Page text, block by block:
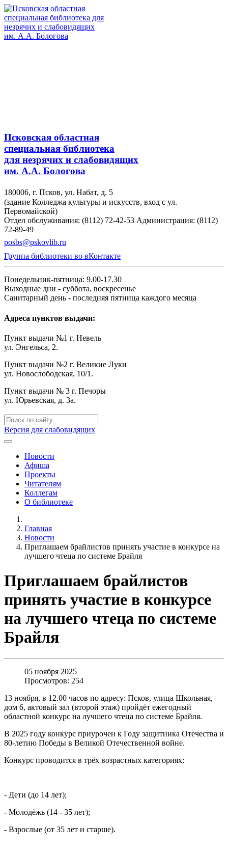
Псковская областная
специальная библиотека
для незрячих и слабовидящих
им. А.А. Бологова
180006, г. Псков, ул. Набат, д. 5
(здание Колледжа культуры и искусств, вход с ул.
Первомайской)
Отдел обслуживания: (8112) 72-42-53 Администрация: (8112)
72-89-49
posbs@pskovlib.ru
Группа библиотеки во вКонтакте
Понедельник-пятница: 9.00-17.30
Выходные дни - суббота, воскресенье
Санитарный день - последняя пятница каждого месяца
Адреса пунктов выдачи:
Пункт выдачи №1 г. Невель
ул. Энгельса, 2.
Пункт выдачи №2 г. Великие Луки
ул. Новослободская, 10/1.
Пункт выдачи № 3 г. Печоры
ул. Юрьевская, д. 3а.
Версия для слабовидящих
Новости
Афиша
Проекты
Читателям
Коллегам
О библиотеке
Главная
Новости
Приглашаем брайлистов принять участие в конкурсе на
лучшего чтеца по системе Брайля
Приглашаем брайлистов
принять участие в конкурсе
на лучшего чтеца по системе
Брайля
05 ноября 2025
Просмотров: 254
13 ноября, в 12.00 часов по адресу: Псков, улица Школьная,
дом 6, актовый зал (второй этаж) пройдёт ежегодный
областной конкурс на лучшего чтеца по системе Брайля.
В 2025 году конкурс приурочен к Году защитника Отечества и
80-летию Победы в Великой Отечественной войне.
Конкурс проводится в трёх возрастных категориях:
- Дети (до 14 лет);
- Молодёжь (14 - 35 лет);
- Взрослые (от 35 лет и старше).